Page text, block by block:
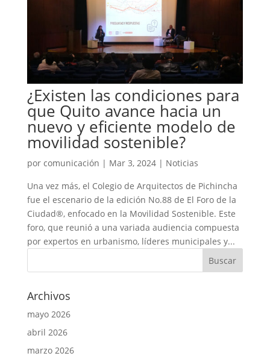
¿Existen las condiciones para
que Quito avance hacia un
nuevo y eficiente modelo de
movilidad sostenible?
por comunicación | Mar 3, 2024| Noticias
Una vez más, el Colegio de Arquitectos de Pichincha
fue el escenario de la edición No.88 de El Foro de la
Ciudad®, enfocado en la Movilidad Sostenible. Este
foro, que reunió a una variada audiencia compuesta
por expertos en urbanismo, líderes municipales y...
Archivos
mayo 2026
abril 2026
marzo 2026